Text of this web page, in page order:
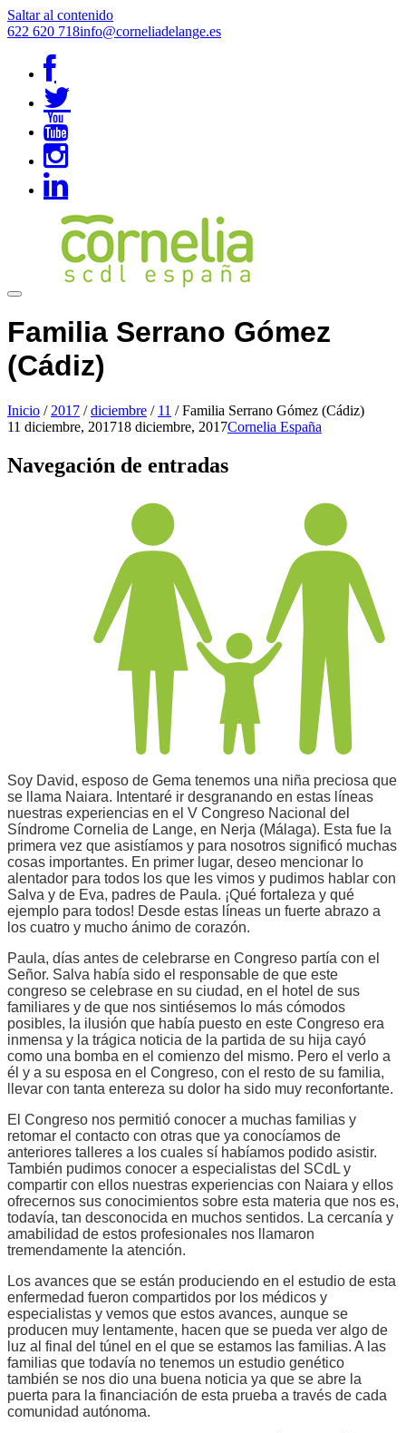
Saltar al contenido
622 620 718info@corneliadelange.es
Familia Serrano Gómez
(Cádiz)
Inicio / 2017 / diciembre / 11 / Familia Serrano Gómez (Cádiz)
11 diciembre, 201718 diciembre, 2017Cornelia España
Navegación de entradas
Soy David, esposo de Gema tenemos una niña preciosa que
se llama Naiara. Intentaré ir desgranando en estas líneas
nuestras experiencias en el V Congreso Nacional del
Síndrome Cornelia de Lange, en Nerja (Málaga). Esta fue la
primera vez que asistíamos y para nosotros significó muchas
cosas importantes. En primer lugar, deseo mencionar lo
alentador para todos los que les vimos y pudimos hablar con
Salva y de Eva, padres de Paula. ¡Qué fortaleza y qué
ejemplo para todos! Desde estas líneas un fuerte abrazo a
los cuatro y mucho ánimo de corazón.
Paula, días antes de celebrarse en Congreso partía con el
Señor. Salva había sido el responsable de que este
congreso se celebrase en su ciudad, en el hotel de sus
familiares y de que nos sintiésemos lo más cómodos
posibles, la ilusión que había puesto en este Congreso era
inmensa y la trágica noticia de la partida de su hija cayó
como una bomba en el comienzo del mismo. Pero el verlo a
él y a su esposa en el Congreso, con el resto de su familia,
llevar con tanta entereza su dolor ha sido muy reconfortante.
El Congreso nos permitió conocer a muchas familias y
retomar el contacto con otras que ya conocíamos de
anteriores talleres a los cuales sí habíamos podido asistir.
También pudimos conocer a especialistas del SCdL y
compartir con ellos nuestras experiencias con Naiara y ellos
ofrecernos sus conocimientos sobre esta materia que nos es,
todavía, tan desconocida en muchos sentidos. La cercanía y
amabilidad de estos profesionales nos llamaron
tremendamente la atención.
Los avances que se están produciendo en el estudio de esta
enfermedad fueron compartidos por los médicos y
especialistas y vemos que estos avances, aunque se
producen muy lentamente, hacen que se pueda ver algo de
luz al final del túnel en el que se estamos las familias. A las
familias que todavía no tenemos un estudio genético
también se nos dio una buena noticia ya que se abre la
puerta para la financiación de esta prueba a través de cada
comunidad autónoma.